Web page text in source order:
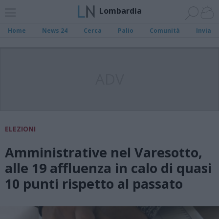
Lombardia
Home News 24 Cerca Palio Comunità Invia
ELEZIONI
Amministrative nel Varesotto,
alle 19 affluenza in calo di quasi
10 punti rispetto al passato